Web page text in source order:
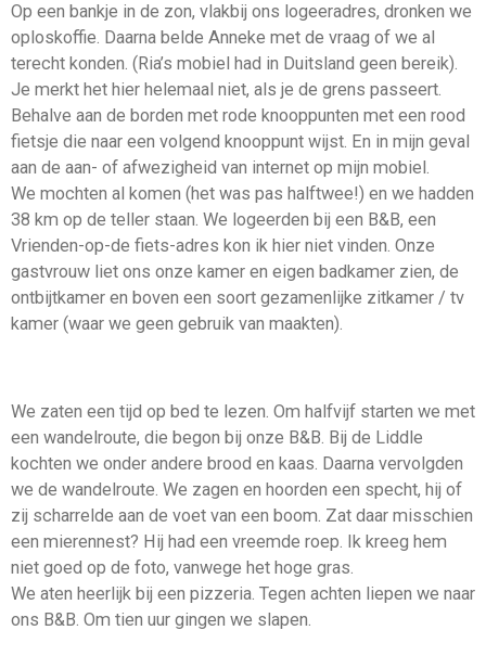
Op een bankje in de zon, vlakbij ons logeeradres, dronken we
oploskoffie. Daarna belde Anneke met de vraag of we al
terecht konden. (Ria’s mobiel had in Duitsland geen bereik).
Je merkt het hier helemaal niet, als je de grens passeert.
Behalve aan de borden met rode knooppunten met een rood
fietsje die naar een volgend knooppunt wijst. En in mijn geval
aan de aan- of afwezigheid van internet op mijn mobiel.
We mochten al komen (het was pas halftwee!) en we hadden
38 km op de teller staan. We logeerden bij een B&B, een
Vrienden-op-de fiets-adres kon ik hier niet vinden. Onze
gastvrouw liet ons onze kamer en eigen badkamer zien, de
ontbijtkamer en boven een soort gezamenlijke zitkamer / tv
kamer (waar we geen gebruik van maakten).
We zaten een tijd op bed te lezen. Om halfvijf starten we met
een wandelroute, die begon bij onze B&B. Bij de Liddle
kochten we onder andere brood en kaas. Daarna vervolgden
we de wandelroute. We zagen en hoorden een specht, hij of
zij scharrelde aan de voet van een boom. Zat daar misschien
een mierennest? Hij had een vreemde roep. Ik kreeg hem
niet goed op de foto, vanwege het hoge gras.
We aten heerlijk bij een pizzeria. Tegen achten liepen we naar
ons B&B. Om tien uur gingen we slapen.